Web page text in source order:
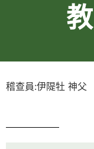
稽查員:伊隄牡 神父